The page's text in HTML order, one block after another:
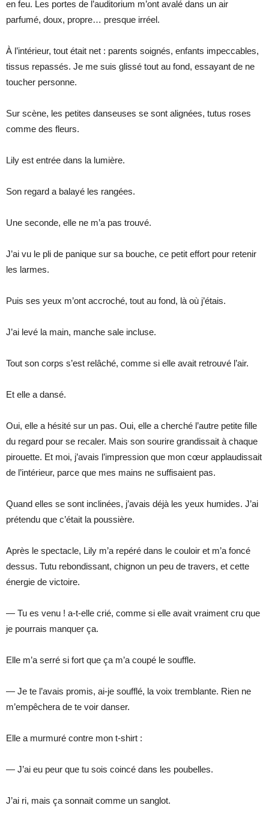
en feu. Les portes de l’auditorium m’ont avalé dans un air
parfumé, doux, propre… presque irréel.
À l’intérieur, tout était net : parents soignés, enfants impeccables,
tissus repassés. Je me suis glissé tout au fond, essayant de ne
toucher personne.
Sur scène, les petites danseuses se sont alignées, tutus roses
comme des fleurs.
Lily est entrée dans la lumière.
Son regard a balayé les rangées.
Une seconde, elle ne m’a pas trouvé.
J’ai vu le pli de panique sur sa bouche, ce petit effort pour retenir
les larmes.
Puis ses yeux m’ont accroché, tout au fond, là où j’étais.
J’ai levé la main, manche sale incluse.
Tout son corps s’est relâché, comme si elle avait retrouvé l’air.
Et elle a dansé.
Oui, elle a hésité sur un pas. Oui, elle a cherché l’autre petite fille
du regard pour se recaler. Mais son sourire grandissait à chaque
pirouette. Et moi, j’avais l’impression que mon cœur applaudissait
de l’intérieur, parce que mes mains ne suffisaient pas.
Quand elles se sont inclinées, j’avais déjà les yeux humides. J’ai
prétendu que c’était la poussière.
Après le spectacle, Lily m’a repéré dans le couloir et m’a foncé
dessus. Tutu rebondissant, chignon un peu de travers, et cette
énergie de victoire.
— Tu es venu ! a-t-elle crié, comme si elle avait vraiment cru que
je pourrais manquer ça.
Elle m’a serré si fort que ça m’a coupé le souffle.
— Je te l’avais promis, ai-je soufflé, la voix tremblante. Rien ne
m’empêchera de te voir danser.
Elle a murmuré contre mon t-shirt :
— J’ai eu peur que tu sois coincé dans les poubelles.
J’ai ri, mais ça sonnait comme un sanglot.